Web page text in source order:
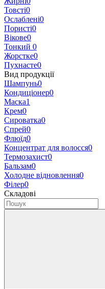
Товсті0
Ослаблені0
Пористі0
Вікове0
Тонкий 0
Жорстке0
Пухнасте0
Вид продукції
Шампунь0
Кондиціонер0
Маска1
Крем0
Сироватка0
Спрей0
Флюїд0
Концентрат для волосся0
Термозахист0
Бальзам0
Холодне відновлення0
Філер0
Складові